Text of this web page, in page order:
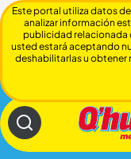
Este portal utiliza datos
analizar información
publicidad relacionada
usted estará aceptando
deshabilitarlas u obtener